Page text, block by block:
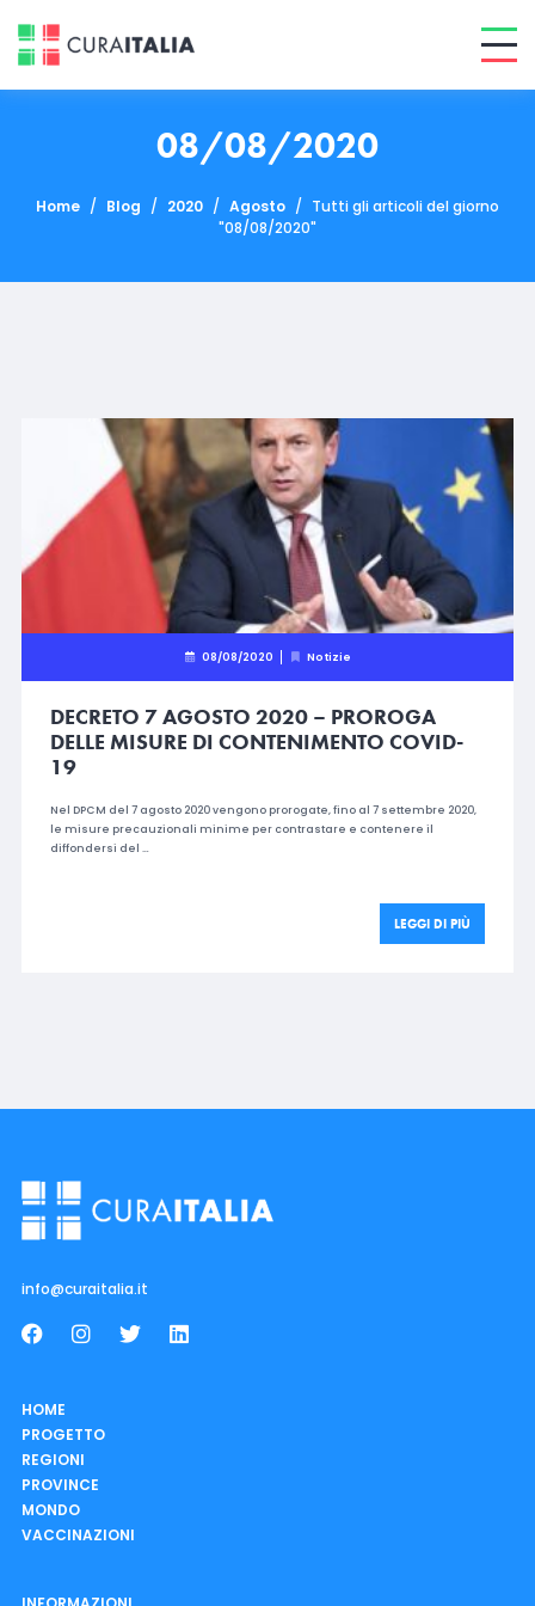
08/08/2020
Home / Blog / 2020 / Agosto / Tutti gli articoli del giorno
"08/08/2020"
08/08/2020 Notizie
DECRETO 7 AGOSTO 2020 – PROROGA
DELLE MISURE DI CONTENIMENTO COVID-
19
Nel DPCM del 7 agosto 2020 vengono prorogate, fino al 7 settembre 2020,
le misure precauzionali minime per contrastare e contenere il
diffondersi del …
LEGGI DI PIÙ
info@curaitalia.it
HOME
PROGETTO
REGIONI
PROVINCE
MONDO
VACCINAZIONI